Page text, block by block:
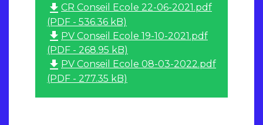
file_download CR Conseil Ecole 22-06-2021.pdf
(PDF - 536.36 kB)
file_download PV Conseil Ecole 19-10-2021.pdf
(PDF - 268.95 kB)
file_download PV Conseil Ecole 08-03-2022.pdf
(PDF - 277.35 kB)